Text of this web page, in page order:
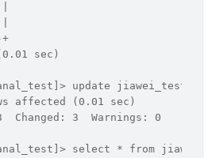
sec)
update jiawei_test2
affected (0.01 sec)
Changed: 3  Warnings: 0
select * from